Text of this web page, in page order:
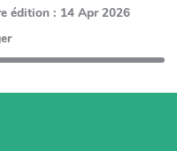
édition : 14 Apr 2026